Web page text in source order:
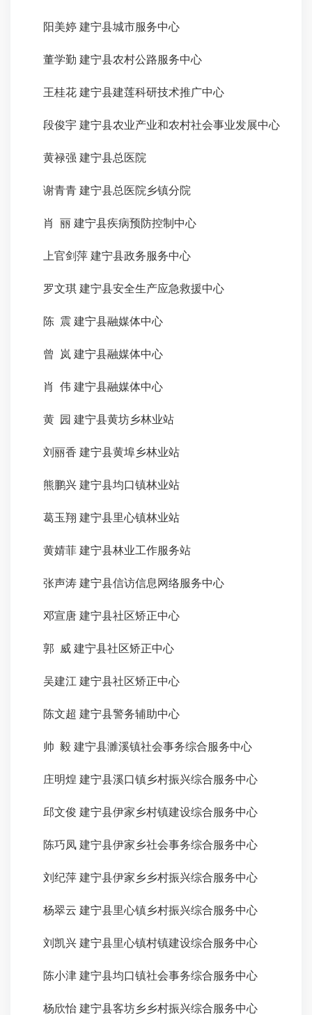
阳美婷 建宁县城市服务中心
董学勤 建宁县农村公路服务中心
王桂花 建宁县建莲科研技术推广中心
段俊宇 建宁县农业产业和农村社会事业发展中心
黄禄强 建宁县总医院
谢青青 建宁县总医院乡镇分院
肖 丽 建宁县疾病预防控制中心
上官剑萍 建宁县政务服务中心
罗文琪 建宁县安全生产应急救援中心
陈 震 建宁县融媒体中心
曾 岚 建宁县融媒体中心
肖 伟 建宁县融媒体中心
黄 园 建宁县黄坊乡林业站
刘丽香 建宁县黄埠乡林业站
熊鹏兴 建宁县均口镇林业站
葛玉翔 建宁县里心镇林业站
黄婧菲 建宁县林业工作服务站
张声涛 建宁县信访信息网络服务中心
邓宣唐 建宁县社区矫正中心
郭 威 建宁县社区矫正中心
吴建江 建宁县社区矫正中心
陈文超 建宁县警务辅助中心
帅 毅 建宁县濉溪镇社会事务综合服务中心
庄明煌 建宁县溪口镇乡村振兴综合服务中心
邱文俊 建宁县伊家乡村镇建设综合服务中心
陈巧凤 建宁县伊家乡社会事务综合服务中心
刘纪萍 建宁县伊家乡乡村振兴综合服务中心
杨翠云 建宁县里心镇乡村振兴综合服务中心
刘凯兴 建宁县里心镇村镇建设综合服务中心
陈小津 建宁县均口镇社会事务综合服务中心
杨欣怡 建宁县客坊乡乡村振兴综合服务中心